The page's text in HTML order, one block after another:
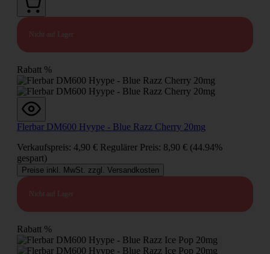
Nicht auf Lager
Rabatt %
Flerbar DM600 Hyype - Blue Razz Cherry 20mg
Verkaufspreis: 4,90 € Regulärer Preis: 8,90 € (44.94%
gespart)
Preise inkl. MwSt. zzgl. Versandkosten
Nicht auf Lager
Rabatt %